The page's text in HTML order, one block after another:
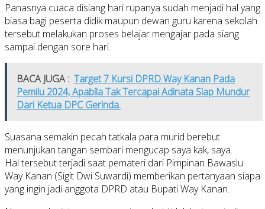
Panasnya cuaca disiang hari rupanya sudah menjadi hal yang
biasa bagi peserta didik maupun dewan guru karena sekolah
tersebut melakukan proses belajar mengajar pada siang
sampai dengan sore hari.
BACA JUGA : Target 7 Kursi DPRD Way Kanan Pada
Pemilu 2024, Apabila Tak Tercapai Adinata Siap Mundur
Dari Ketua DPC Gerinda.
Suasana semakin pecah tatkala para murid berebut
menunjukan tangan sembari mengucap saya kak, saya.
Hal tersebut terjadi saat pemateri dari Pimpinan Bawaslu
Way Kanan (Sigit Dwi Suwardi) memberikan pertanyaan siapa
yang ingin jadi anggota DPRD atau Bupati Way Kanan.